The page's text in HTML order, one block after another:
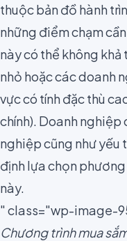
thuộcbản đồ hành
những điểm chạm
này có thể không
nhỏ hoặc các doanh
vực có tính đặc thù
chính). Doanh nghiệp
nghiệp cũng như
định lựa chọn
này.
" class="wp-image-
Chương trình mua